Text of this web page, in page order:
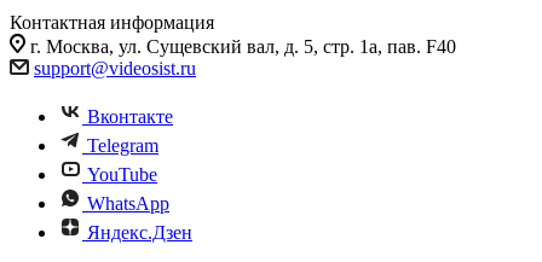
Контактная информация
г. Москва, ул. Сущевский вал, д. 5, стр. 1а, пав. F40
support@videosist.ru
Вконтакте
Telegram
YouTube
WhatsApp
Яндекс.Дзен